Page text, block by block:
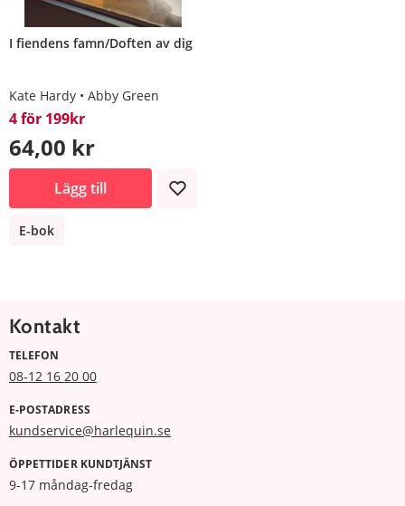
I fiendens famn/Doften av dig
Kate Hardy Abby Green
4 för 199kr
64,00 kr
Lägg till
E-bok
Kontakt
TELEFON
08-12 16 20 00
E-POSTADRESS
kundservice@harlequin.se
ÖPPETTIDER KUNDTJÄNST
9-17 måndag-fredag